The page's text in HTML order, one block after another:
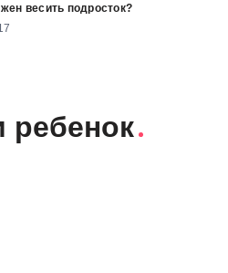
весить подросток?
ребенок